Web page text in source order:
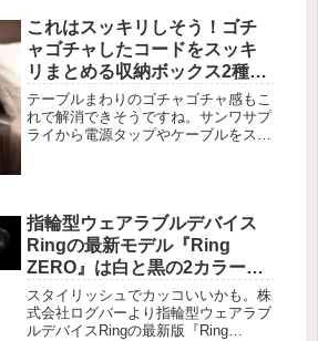
してきましたが幸いなことに事故を起
こしたことはありませんが、今後も
起...
これはスッキリしそう！ゴチ
ャゴチャしたコードをスッキ
リまとめる収納ボックス2種類
がサンワサプライより発売
テーブルまわりのゴチャゴチャ感もこ
れで解消できそうですね。サンワサプ
ライから電源タップやケーブルをスッ
指輪型ウェアラブルデバイス
Ringの最新モデル『Ring
ZERO』は白と黒の2カラー！
Amazonで先行予約がスター
ト！
スタイリッシュでカッコいいかも。株
式会社ログバーより指輪型ウェアラブ
ルデバイスRingの最新版『Ring